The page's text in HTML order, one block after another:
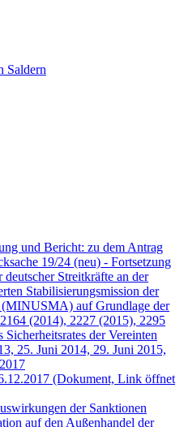
Saldern
und Bericht: zu dem Antrag
19/24 (neu) - Fortsetzung
Streitkräfte an der
Stabilisierungsmission der
auf Grundlage der
(2014), 2227 (2015), 2295
der Vereinten
25. Juni 2014, 29. Juni 2015,
(Dokument, Link öffnet
der Sanktionen
auf den Außenhandel der